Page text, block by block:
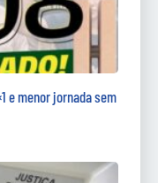
e menor jornada sem